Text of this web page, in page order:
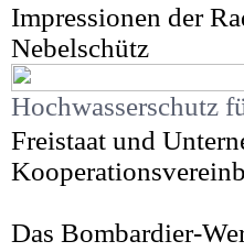
Impressionen der
Nebelschütz
Hochwasserschutz
Freistaat und
Das Bombardier-